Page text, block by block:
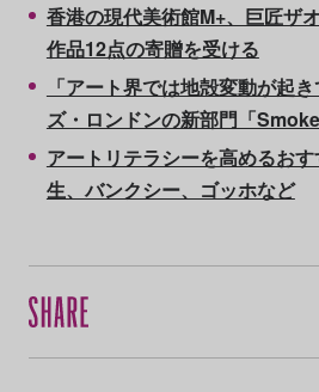
香港の現代美術館M+、巨匠ザ
作品12点の寄贈を受ける
「アート界では地殻変動が起
ズ・ロンドンの新部門「
アートリテラシーを高めるお
生、バンクシー、ゴッホなど